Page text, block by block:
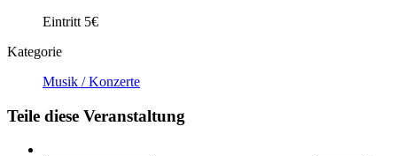
Eintritt 5€
Kategorie
Musik / Konzerte
Teile diese Veranstaltung